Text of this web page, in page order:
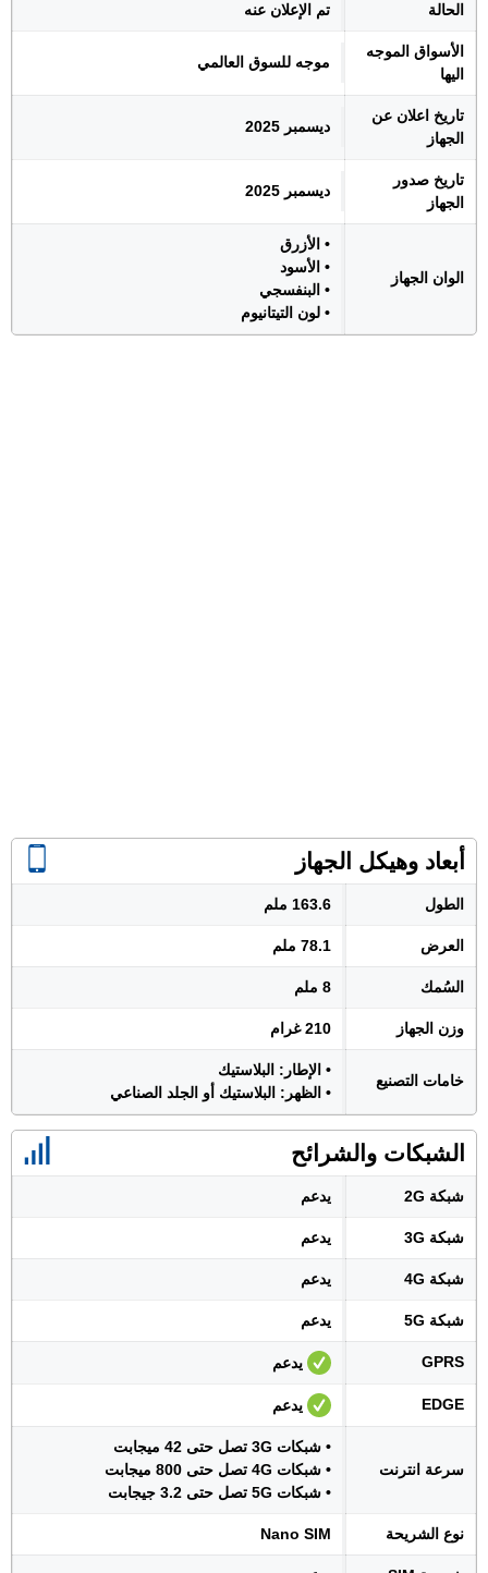
الحالة تم الإعلان عنه
الأسواق الموجه
اليها
موجه للسوق العالمي
تاريخ اعلان عن
الجهاز
ديسمبر 2025
تاريخ صدور
الجهاز
ديسمبر 2025
الوان الجهاز
• الأزرق
• الأسود
• البنفسجي
• لون التيتانيوم
أبعاد وهيكل الجهاز
الطول 163.6 ملم
العرض 78.1 ملم
السُمك 8 ملم
وزن الجهاز 210 غرام
خامات التصنيع
• الإطار: البلاستيك
• الظهر: البلاستيك أو الجلد الصناعي
الشبكات والشرائح
شبكة 2G يدعم
شبكة 3G يدعم
شبكة 4G يدعم
شبكة 5G يدعم
GPRS يدعم
EDGE يدعم
سرعة انترنت
• شبكات 3G تصل حتى 42 ميجابت
• شبكات 4G تصل حتى 800 ميجابت
• شبكات 5G تصل حتى 3.2 جيجابت
نوع الشريحة Nano SIM